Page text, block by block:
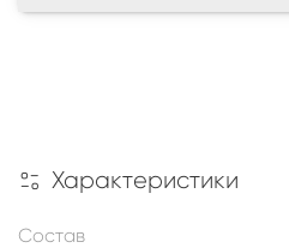
Характеристики
Состав